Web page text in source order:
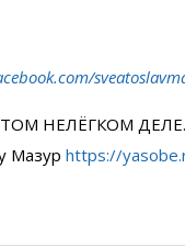
НЕЛЁГКОМ ДЕЛЕ.
Мазур https://